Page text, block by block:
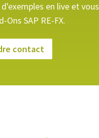
en live et vous
SAP RE-FX.
contact